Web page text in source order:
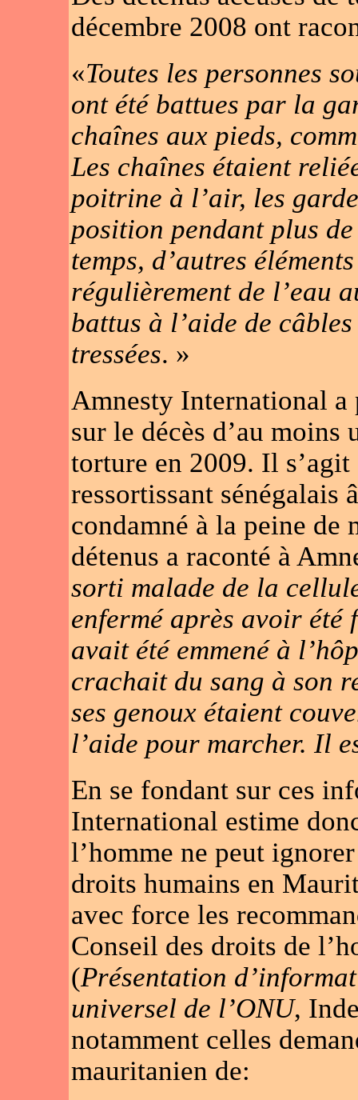
décembre 2008 ont
«Toutes les personnes
ont été battues par la
chaînes aux pieds,
Les chaînes étaient
poitrine à l’air, les
position pendant plus
temps, d’autres
régulièrement de l’eau
battus à l’aide de
tressées. »
Amnesty International
sur le décès d’au moins
torture en 2009. Il
ressortissant sénégalais
condamné à la peine de
détenus a raconté à
sorti malade de la
enfermé après avoir
avait été emmené à
crachait du sang à son
ses genoux étaient
l’aide pour marcher. Il
En se fondant sur ces
International estime
l’homme ne peut
droits humains en
avec force les
Conseil des droits de
(Présentation
universel de l’ONU,
notamment celles
mauritanien de: